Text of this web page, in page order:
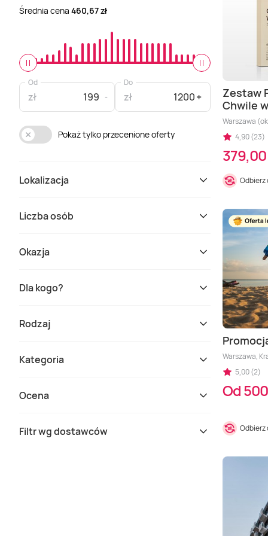
Średnia cena 460,67 zł
Od
zł
Do
zł
Pokaż tylko przecenione oferty
Lokalizacja
Liczba osób
Okazja
Dla kogo?
Rodzaj
Kategoria
Ocena
Filtr wg dostawców
Zestaw
Chwile
Warszawa
4,90 (23)
379,00
Odbierz
Warszawa,
5,00 (2)
Od
Odbierz